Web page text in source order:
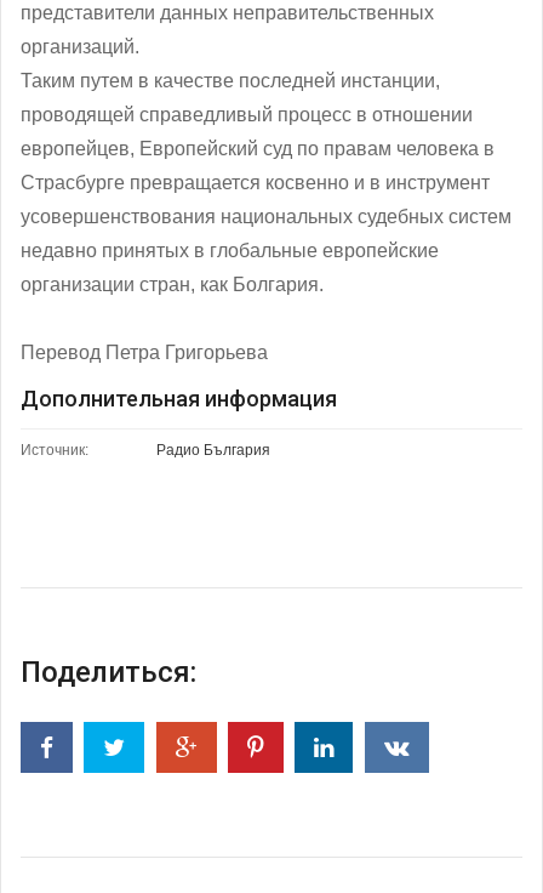
представители данных неправительственных
организаций.
Таким путем в качестве последней инстанции,
проводящей справедливый процесс в отношении
европейцев, Европейский суд по правам человека в
Страсбурге превращается косвенно и в инструмент
усовершенствования национальных судебных систем
недавно принятых в глобальные европейские
организации стран, как Болгария.
Перевод Петра Григорьева
Дополнительная информация
Источник: Радио България
Поделиться: